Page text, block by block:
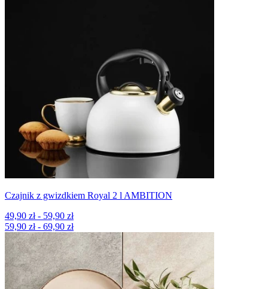
Czajnik z gwizdkiem Royal 2 l AMBITION
49,90 zł - 59,90 zł
59,90 zł - 69,90 zł